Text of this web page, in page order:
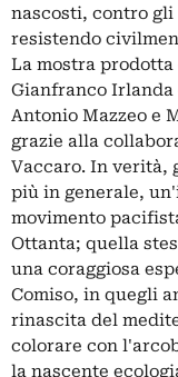
nascosti, contro
resistendo
La mostra prodotta
Gianfranco Irlanda
Antonio Mazzeo e
grazie alla
Vaccaro. In verità,
più in generale,
movimento
Ottanta; quella
una coraggiosa
Comiso, in quegli
rinascita del
colorare con
la nascente